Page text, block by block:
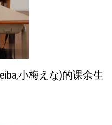
小梅えな)的课余生